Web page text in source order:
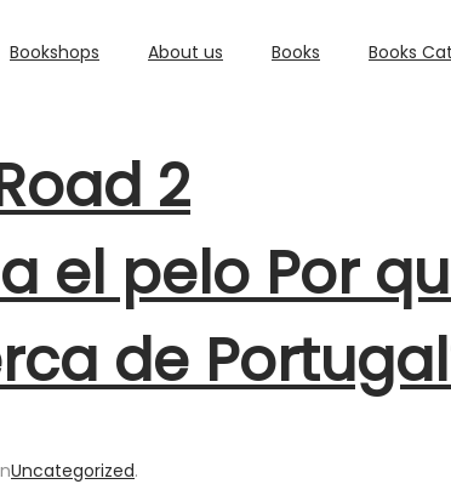
Bookshops About us Books Books
2
el pelo Por
de
Uncategorized.